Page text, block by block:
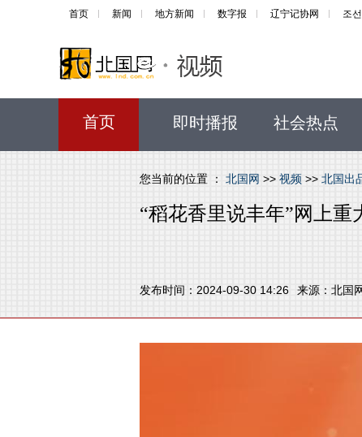
首页 新闻 地方新闻 数字报 辽宁记协网 조
首页 即时播报 社会热点
您当前的位置 ： 北国网 >> 视频 >> 北国出
“稻花香里说丰年”网上
发布时间：2024-09-30 14:26 来源： 北国